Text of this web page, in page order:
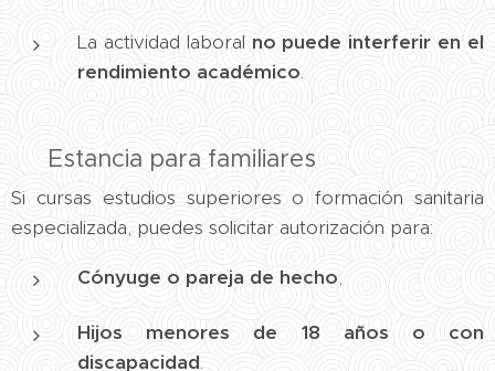
La actividad laboral no puede interferir en el
rendimiento académico.
👨‍👩‍👧 Estancia para familiares
Si cursas estudios superiores o formación sanitaria
especializada, puedes solicitar autorización para:
Cónyuge o pareja de hecho,
Hijos menores de 18 años o con
discapacidad.